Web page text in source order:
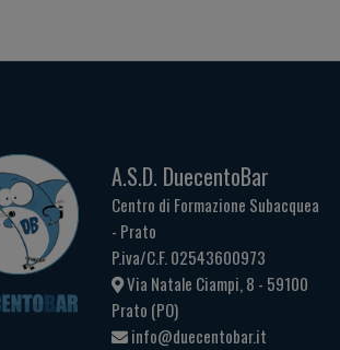
A.S.D. DuecentoBar
Centro di Formazione Subacquea
- Prato
P.iva/C.F. 02543600973
Via Natale Ciampi, 8 - 59100
Prato (PO)
info@duecentobar.it